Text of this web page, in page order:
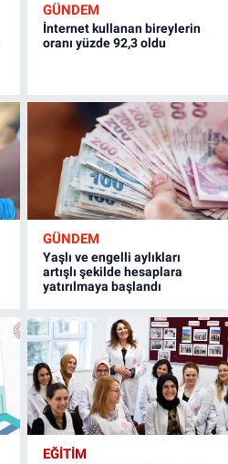
GÜNDEM
İnternet kullanan bireylerin
oranı yüzde 92,3 oldu
GÜNDEM
Yaşlı ve engelli aylıkları
artışlı şekilde hesaplara
yatırılmaya başlandı
EĞİTİM